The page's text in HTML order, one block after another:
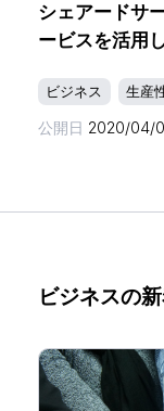
シェアードサ
ービスを活用
ビジネス 生産
公開日 2020/04/
ビジネスの